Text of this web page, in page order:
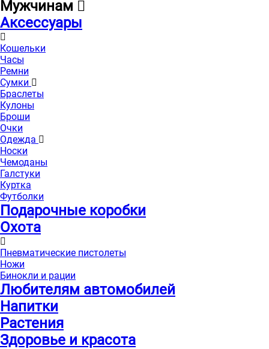
Мужчинам
Аксессуары
Кошельки
Часы
Ремни
Сумки
Браслеты
Кулоны
Броши
Очки
Одежда
Носки
Чемоданы
Галстуки
Куртка
Футболки
Подарочные коробки
Охота
Пневматические пистолеты
Ножи
Бинокли и рации
Любителям автомобилей
Напитки
Растения
Здоровье и красота